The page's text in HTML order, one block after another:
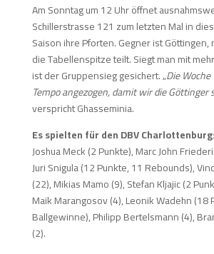
Am Sonntag um 12 Uhr öffnet
Schillerstrasse 121 zum letzten Mal in
Saison ihre Pforten. Gegner ist Göttingen,
die Tabellenspitze teilt. Siegt man mit
ist der Gruppensieg gesichert. „Die
Tempo angezogen, damit wir die Göttinger
verspricht Ghasseminia.
Es spielten für den DBV Charlottenburg:
Joshua Meck (2 Punkte), Marc John
Juri Snigula (12 Punkte, 11 Rebounds),
(22), Mikias Mamo (9), Stefan Kljajic (2
Maik Marangosov (4), Leonik Wadehn (18
Ballgewinne), Philipp Bertelsmann (4),
(2).